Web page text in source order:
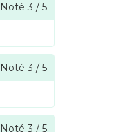
Noté 3 / 5
Noté 3 / 5
Noté 3 / 5